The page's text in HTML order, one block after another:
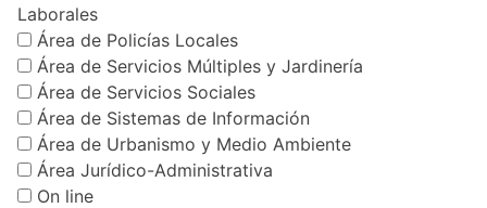
Laborales
Área de Policías Locales
Área de Servicios Múltiples y Jardinería
Área de Servicios Sociales
Área de Sistemas de Información
Área de Urbanismo y Medio Ambiente
Área Jurídico-Administrativa
On line